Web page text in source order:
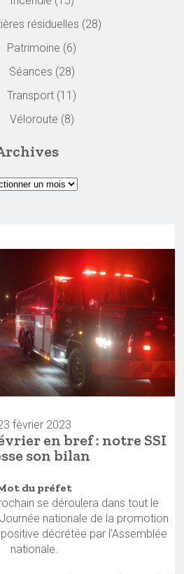
résiduelles (28)
Patrimoine (6)
Séances (28)
Transport (11)
Véloroute (8)
février 2023
en bref : notre SSI
son bilan
du préfet
se déroulera dans tout le
nationale de la promotion
décrétée par l’Assemblée
nationale.